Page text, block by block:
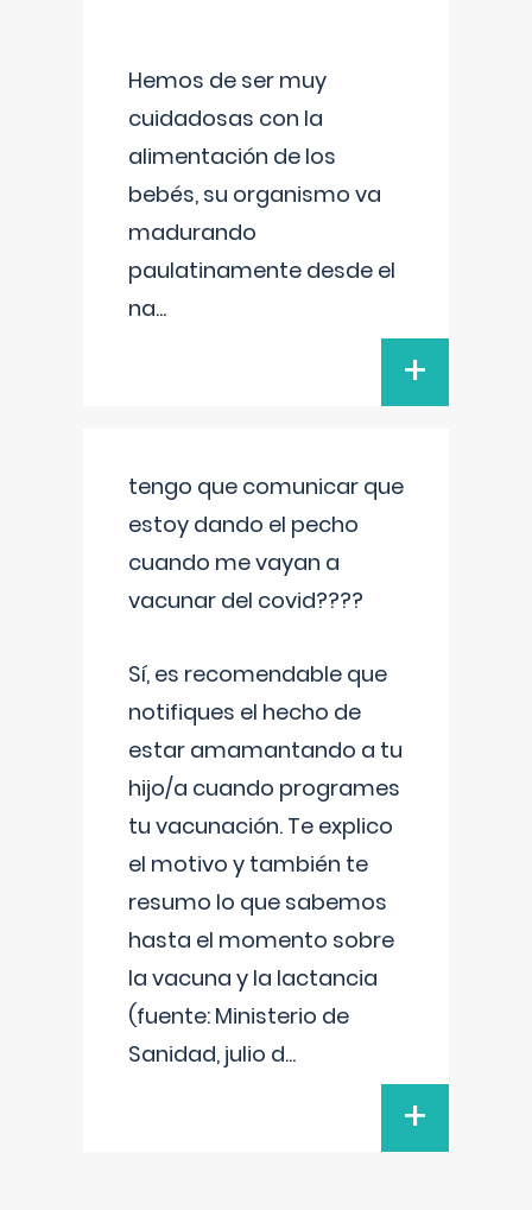
Hemos de ser muy
cuidadosas con la
alimentación de los
bebés, su organismo va
madurando
paulatinamente desde el
na...
+
tengo que comunicar que
estoy dando el pecho
cuando me vayan a
vacunar del covid????
Sí, es recomendable que
notifiques el hecho de
estar amamantando a tu
hijo/a cuando programes
tu vacunación. Te explico
el motivo y también te
resumo lo que sabemos
hasta el momento sobre
la vacuna y la lactancia
(fuente: Ministerio de
Sanidad, julio d...
+